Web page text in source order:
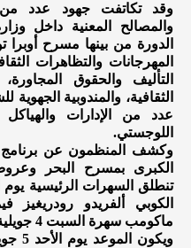
وقد تكاتفت جهود عدد من
والمصالح المعنية داخل
الدورة من بينها مسرح
المهرجانات والتظاهرات
التأليف والحقوق
الثقافية، والمندوبية
عدد من الإدارات
اللوجستي.
وكشف المنظمون عن برنامج
الكوبي ألفريدو رودريغيز
ماكومب سهرة السبت 4 جويلية.